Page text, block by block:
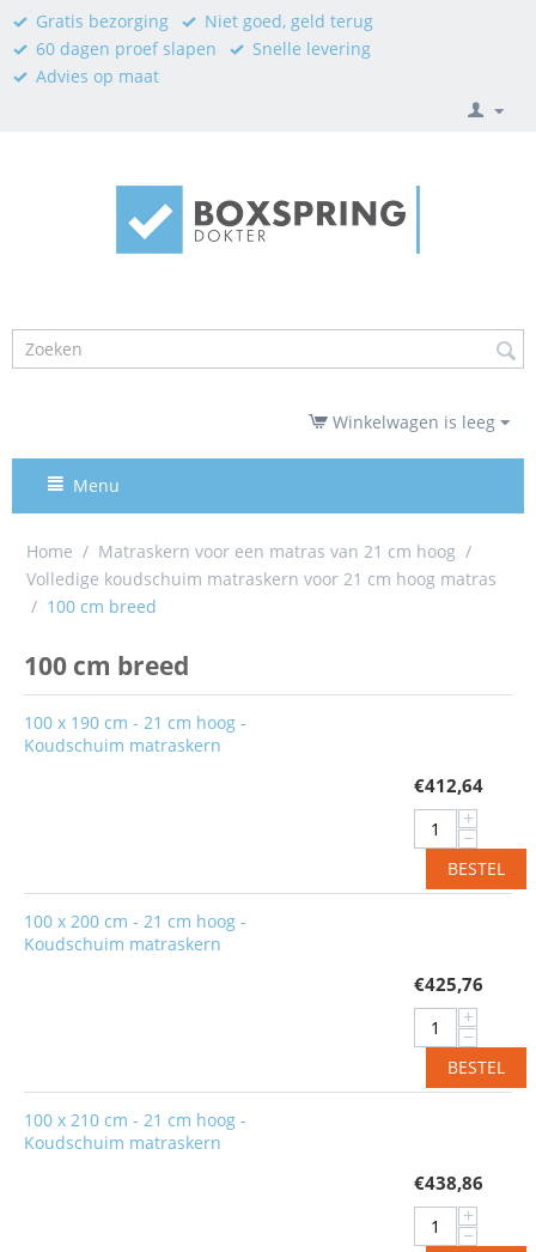
Gratis bezorging
Niet goed, geld terug
60 dagen proef slapen
Snelle levering
Advies op maat
Winkelwagen is leeg
Menu
Home / Matraskern voor een matras van 21 cm hoog /
Volledige koudschuim matraskern voor 21 cm hoog matras
/ 100 cm breed
100 cm breed
100 x 190 cm - 21 cm hoog -
Koudschuim matraskern
€412,64
+
−
BESTEL
100 x 200 cm - 21 cm hoog -
Koudschuim matraskern
€425,76
+
−
BESTEL
100 x 210 cm - 21 cm hoog -
Koudschuim matraskern
€438,86
+
−